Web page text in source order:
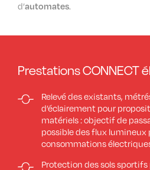
d’automates.
Prestations CONNECT
Relevé des existants,
d’éclairement pour
matériels : objectif de
possible des flux lumineux
consommations
Protection des sols